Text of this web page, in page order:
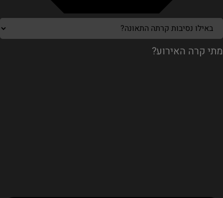
מתי קרה האירוע?